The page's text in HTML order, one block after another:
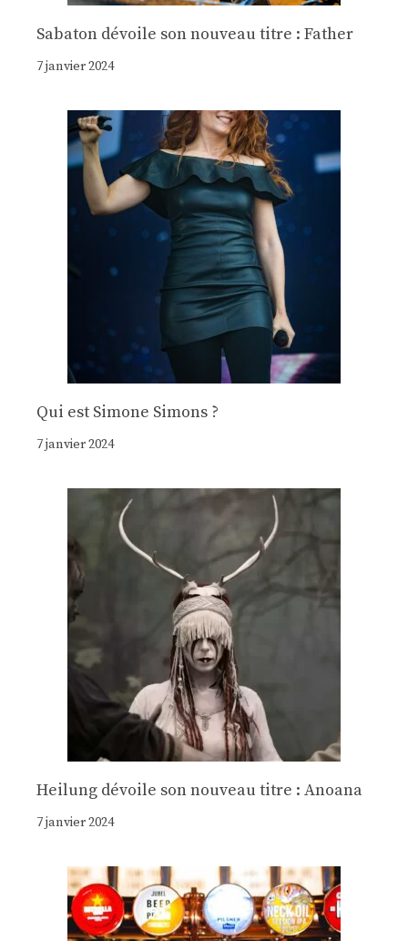
Sabaton dévoile son nouveau titre : Father
7 janvier 2024
Qui est Simone Simons ?
7 janvier 2024
Heilung dévoile son nouveau titre : Anoana
7 janvier 2024